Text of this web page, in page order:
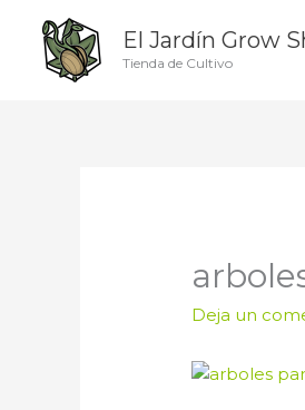
contenido
El Jardín Grow
Tienda de Cultivo
Deja un